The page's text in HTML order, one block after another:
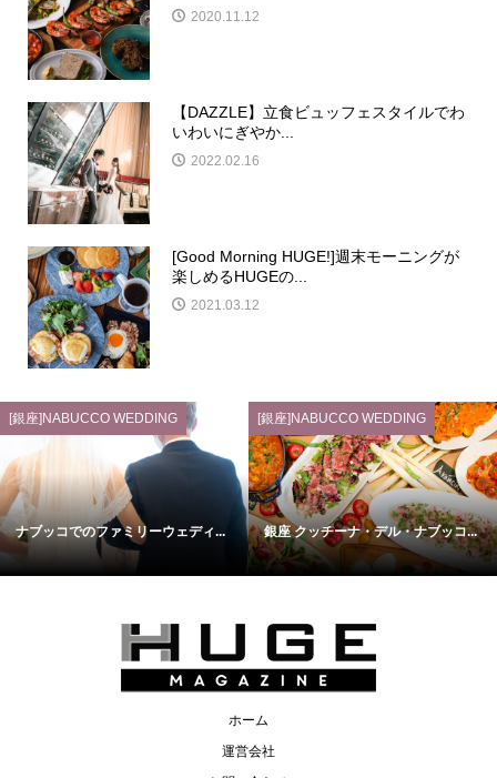
2020.11.12
【DAZZLE】立食ビュッフェスタイルでわ
いわいにぎやか...
2022.02.16
[Good Morning HUGE!]週末モーニングが
楽しめるHUGEの...
2021.03.12
[銀座]NABUCCO WEDDING
ナブッコでのファミリーウェディ...
[銀座]NABUCCO WEDDING
銀座 クッチーナ・デル・ナブッコ...
ホーム
運営会社